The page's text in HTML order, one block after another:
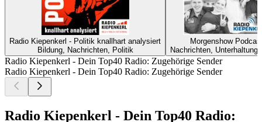
Radio Kiepenkerl - Politik knallhart analysiert
Bildung, Nachrichten, Politik
Morgenshow
Nachrichten,
Radio Kiepenkerl - Dein Top40 Radio: Zugehörige Sender
Radio Kiepenkerl - Dein Top40 Radio: Zugehörige Sender
Radio Kiepenkerl - Dein Top40 Radio: